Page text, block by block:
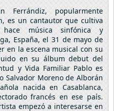
Ferrándiz, popularmente
es un cantautor que cultiva
música sinfónica y
España, el 31 de mayo de
en la escena musical con su
en su álbum debut del
y Vida Familiar Pablo es
Salvador Moreno de Alborán
nacida en Casablanca,
francés en ese país.
empezó a interesarse en